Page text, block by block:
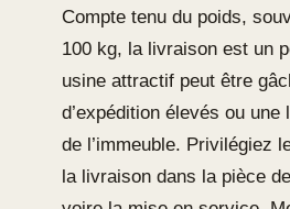
Compte tenu du poids,
100 kg, la livraison est un
usine attractif peut être
d’expédition élevés ou une
de l’immeuble. Privilégiez
la livraison dans la pièce